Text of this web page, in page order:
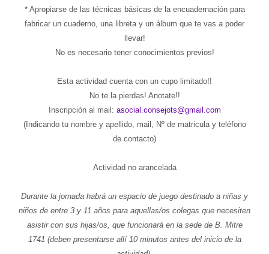
* Apropiarse de las técnicas básicas de la encuadernación para
fabricar un cuaderno, una libreta y un álbum que te vas a poder
llevar!
No es necesario tener conocimientos previos!
Esta actividad cuenta con un cupo limitado!!
No te la pierdas! Anotate!!
Inscripción al mail: asocial.consejots@gmail.com
(Indicando tu nombre y apellido, mail, Nº de matricula y teléfono
de contacto)
Actividad no arancelada
Durante la jornada habrá un espacio de juego destinado a niñas y
niños de entre 3 y 11 años para aquellas/os colegas que necesiten
asistir con sus hijas/os, que funcionará en la sede de B. Mitre
1741 (deben presentarse allí 10 minutos antes del inicio de la